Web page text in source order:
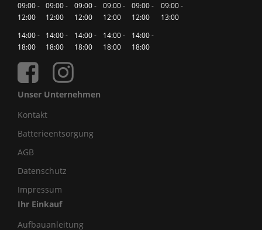
09:00 -
12:00
09:00 -
12:00
09:00 -
12:00
09:00 -
12:00
09:00 -
12:00
09:00 -
13:00
14:00 -
18:00
14:00 -
18:00
14:00 -
18:00
14:00 -
18:00
14:00 -
18:00
Unser Unternehmen
Kontakt
Batterieentsorgung
AGB
Datenschutz
Impressum
Ihr Einkauf
Aufbauanleitung